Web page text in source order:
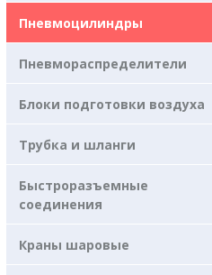
Пневмоцилиндры
Пневмораспределители
Блоки подготовки воздуха
Трубка и шланги
Быстроразъемные
соединения
Краны шаровые